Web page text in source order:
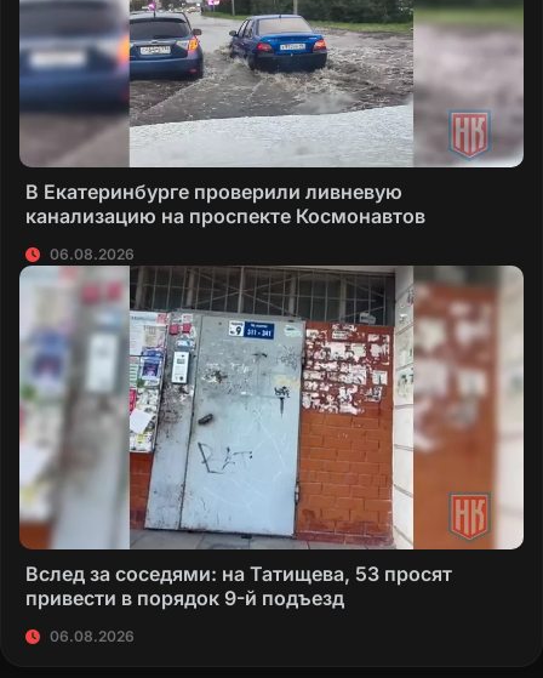
В Екатеринбурге проверили ливневую
канализацию на проспекте Космонавтов
06.08.2026
Вслед за соседями: на Татищева, 53 просят
привести в порядок 9-й подъезд
06.08.2026